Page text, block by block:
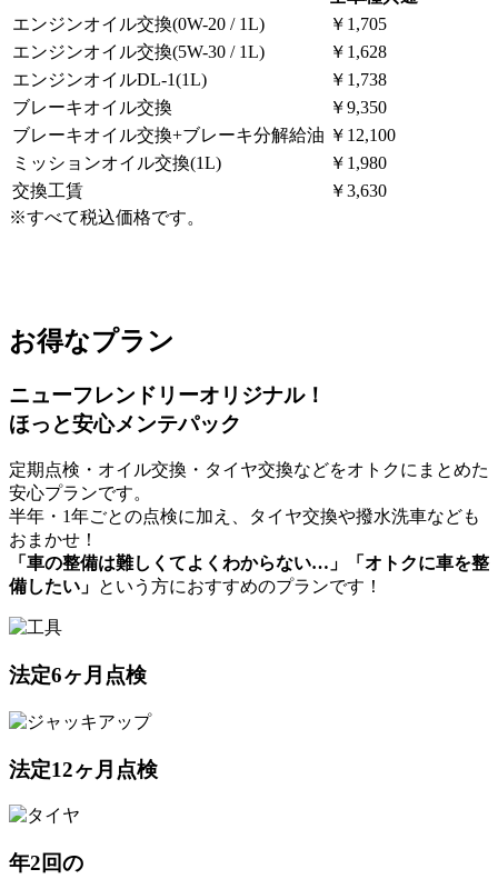
エンジンオイル交換(0W-20 / 1L)
￥1,705
エンジンオイル交換(5W-30 / 1L)
￥1,628
エンジンオイルDL-1(1L)
￥1,738
ブレーキオイル交換
￥9,350
ブレーキオイル交換+ブレーキ分解給油 ￥12,100
ミッションオイル交換(1L)
￥1,980
交換⼯賃
￥3,630
※すべて税込価格です。
お得なプラン
ニューフレンドリーオリジナル！
ほっと安心メンテパック
定期点検・オイル交換・タイヤ交換などをオトクにまとめた
安⼼プランです。
半年・1年ごとの点検に加え、タイヤ交換や撥⽔洗⾞なども
おまかせ！
「車の整備は難しくてよくわからない…」「オトクに車を整
備したい」 という方におすすめのプランです！
法定6ヶ月点検
法定12ヶ月点検
年2回の